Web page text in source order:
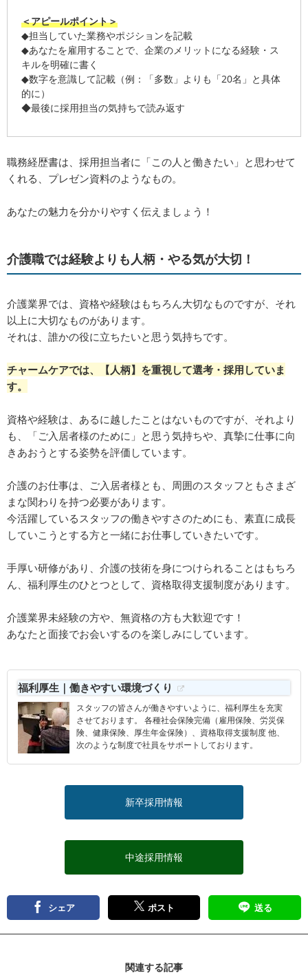
＜アピールポイント＞
◆担当していた業務やポジションを記載
◆あなたを雇用することで、企業のメリットになる経験・ス
キルを明確に書く
◆数字を意識して記載（例：「多数」よりも「20名」と具体
的に）
◆最後に採用担当の気持ちで読み返す
職務経歴書は、採用担当者に「この人と働きたい」と思わせて
くれる、プレゼン資料のようなもの。
あなたの魅力を分かりやすく伝えましょう！
介護職では経験よりも人柄・やる気が大切！
介護業界では、資格や経験はもちろん大切なものですが、それ
以上に大切なものがあります。
それは、誰かの役に立ちたいと思う気持ちです。
チャームケアでは、【人柄】を重視して選考・採用していま
す。
資格や経験は、あるに越したことはないものですが、それより
も、「ご入居者様のために」と思う気持ちや、真摯に仕事に向
きあおうとする姿勢を評価しています。
介護のお仕事は、ご入居者様とも、周囲のスタッフともさまざ
まな関わりを持つ必要があります。
今活躍しているスタッフの働きやすさのためにも、素直に成長
していこうとする方と一緒にお仕事していきたいです。
手厚い研修があり、介護の技術を身につけられることはもちろ
ん、福利厚生のひとつとして、資格取得支援制度があります。
介護業界未経験の方や、無資格の方も大歓迎です！
あなたと面接でお会いするのを楽しみにしています。
福利厚生｜働きやすい環境づくり
スタッフの皆さんが働きやすいように、福利厚生を充実
させております。 各種社会保険完備（雇用保険、労災保
険、健康保険、厚生年金保険）、資格取得支援制度 他、
次のような制度で社員をサポートしております。
新卒採用情報
中途採用情報
シェア ポスト 送る
関連する記事